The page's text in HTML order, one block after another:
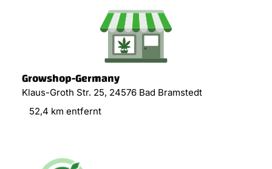
Growshop-Germany
Klaus-Groth Str. 25, 24576 Bad Bramstedt
52,4 km entfernt